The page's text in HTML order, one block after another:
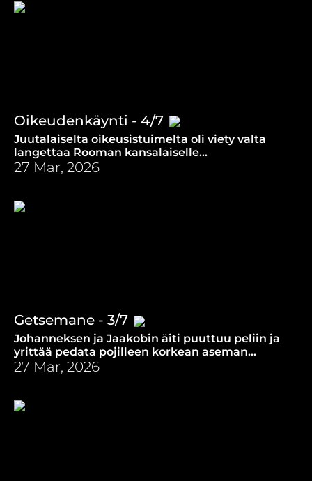
Oikeudenkäynti - 4/7
Juutalaiselta oikeusistuimelta oli viety valta
langettaa Rooman kansalaiselle
kuolemantuomio. Lakihuoneessa syntyy juoni
säädöksen kiertämiseksi.
27 Mar, 2026
Getsemane - 3/7
Johanneksen ja Jaakobin äiti puuttuu peliin ja
yrittää pedata pojilleen korkean aseman
tulevassa valtakunnassa. Jeesus kääntää
asetelman päälaelleen.
27 Mar, 2026